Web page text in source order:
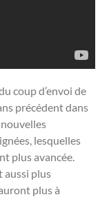
coup d’envoi de
précédent dans
lesquelles
plus avancée.
aussi plus
plus à